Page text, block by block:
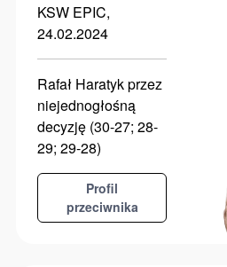
KSW EPIC,
24.02.2024
Rafał Haratyk przez
niejednogłośną
decyzję (30-27; 28-
29; 29-28)
Profil
przeciwnika